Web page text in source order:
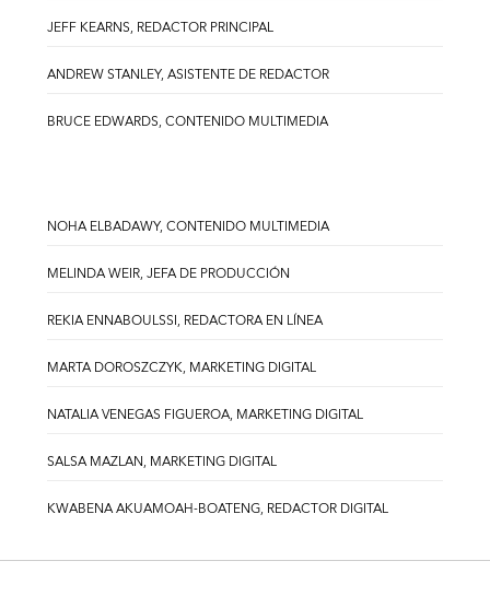
JEFF KEARNS, REDACTOR PRINCIPAL
ANDREW STANLEY, ASISTENTE DE REDACTOR
BRUCE EDWARDS, CONTENIDO MULTIMEDIA
NOHA ELBADAWY, CONTENIDO MULTIMEDIA
MELINDA WEIR, JEFA DE PRODUCCIÓN
REKIA ENNABOULSSI, REDACTORA EN LÍNEA
MARTA DOROSZCZYK, MARKETING DIGITAL
NATALIA VENEGAS FIGUEROA, MARKETING DIGITAL
SALSA MAZLAN, MARKETING DIGITAL
KWABENA AKUAMOAH-BOATENG, REDACTOR DIGITAL